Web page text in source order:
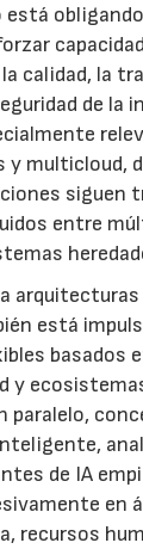
está
calidad, la
de la
y multicloud,
siguen
entre
está
basados
y
paralelo,
de IA
en
recursos